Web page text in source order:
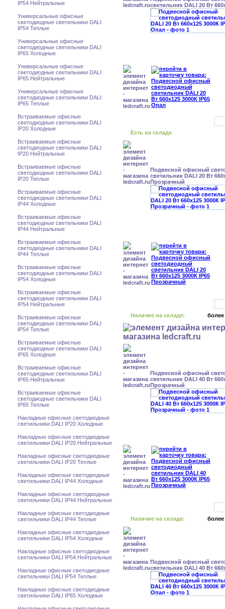
IP54 Нейтральные
Универсальные офисные
светодиодные светильники DALI
IP54 Теплые
Универсальные офисные
светодиодные светильники DALI
IP65 Холодные
Универсальные офисные
светодиодные светильники DALI
IP65 Нейтральные
Универсальные офисные
светодиодные светильники DALI
IP65 Теплые
Встраиваемые офисные
светодиодные светильники DALI
IP20 Холодные
Встраиваемые офисные
светодиодные светильники DALI
IP20 Нейтральные
Встраиваемые офисные
светодиодные светильники DALI
IP20 Теплые
Встраиваемые офисные
светодиодные светильники DALI
IP44 Холодные
Встраиваемые офисные
светодиодные светильники DALI
IP44 Нейтральные
Встраиваемые офисные
светодиодные светильники DALI
IP44 Теплые
Встраиваемые офисные
светодиодные светильники DALI
IP54 Холодные
Встраиваемые офисные
светодиодные светильники DALI
IP54 Нейтральные
Встраиваемые офисные
светодиодные светильники DALI
IP54 Теплые
Встраиваемые офисные
светодиодные светильники DALI
IP65 Холодные
Встраиваемые офисные
светодиодные светильники DALI
IP65 Нейтральные
Встраиваемые офисные
светодиодные светильники DALI
IP65 Теплые
Накладные офисные светодиодные
светильники DALI IP20 Холодные
Накладные офисные светодиодные
светильники DALI IP20 Нейтральные
Накладные офисные светодиодные
светильники DALI IP20 Теплые
Накладные офисные светодиодные
светильники DALI IP44 Холодные
Накладные офисные светодиодные
светильники DALI IP44 Нейтральные
Накладные офисные светодиодные
светильники DALI IP44 Теплые
Накладные офисные светодиодные
светильники DALI IP54 Холодные
Накладные офисные светодиодные
светильники DALI IP54 Нейтральные
Накладные офисные светодиодные
светильники DALI IP54 Теплые
Накладные офисные светодиодные
светильники DALI IP65 Холодные
светильник DALI 20 Вт
Есть на складе
Подвесной офисный
светильник DALI 20 Вт
Прозрачный
Наличие на складе: более
Подвесной офисный
светильник DALI 40 Вт
Прозрачный
Наличие на складе: более
Подвесной офисный
светильник DALI 40 Вт